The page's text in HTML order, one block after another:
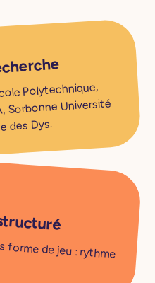
Polytechnique,
Sorbonne Université
des Dys.